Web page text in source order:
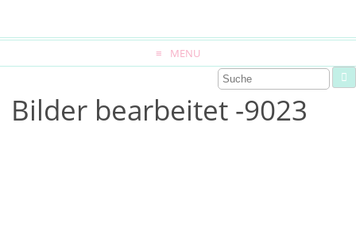
MENU
Bilder bearbeitet -9023